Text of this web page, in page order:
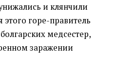
и клянчили
горе-правитель
медсестер,
заражении